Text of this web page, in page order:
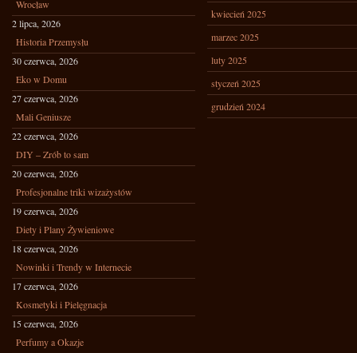
Wrocław
2 lipca, 2026
Historia Przemysłu
30 czerwca, 2026
Eko w Domu
27 czerwca, 2026
Mali Geniusze
22 czerwca, 2026
DIY – Zrób to sam
20 czerwca, 2026
Profesjonalne triki wizażystów
19 czerwca, 2026
Diety i Plany Żywieniowe
18 czerwca, 2026
Nowinki i Trendy w Internecie
17 czerwca, 2026
Kosmetyki i Pielęgnacja
15 czerwca, 2026
Perfumy a Okazje
kwiecień 2025
marzec 2025
luty 2025
styczeń 2025
grudzień 2024